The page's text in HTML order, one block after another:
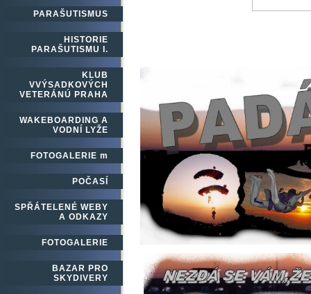
PARAŠUTISMUS
HISTORIE
PARAŠUTISMU I.
KLUB
VVÝSADKOVÝCH
VETERÁNÚ PRAHA
WAKEBOARDING A
VODNÍ LYŽE
FOTOGALERIE m
POČASÍ
SPŘÁTELENÉ WEBY
A ODKAZY
FOTOGALERIE
BAZAR PRO
SKYDIVERY